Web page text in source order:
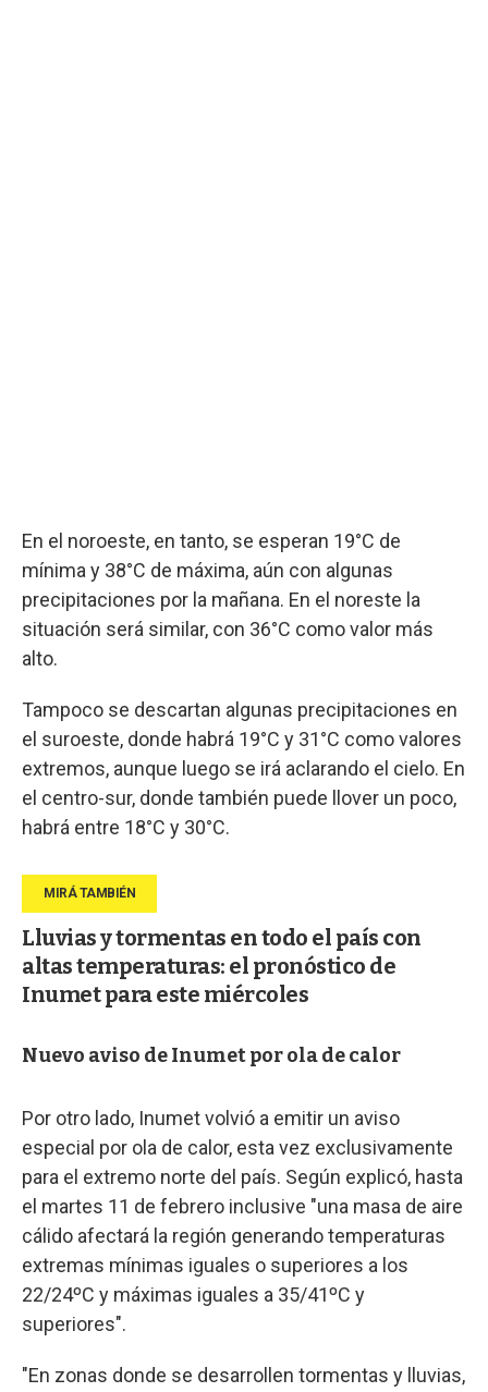
En el noroeste, en tanto, se esperan 19°C de
mínima y 38°C de máxima, aún con algunas
precipitaciones por la mañana. En el noreste la
situación será similar, con 36°C como valor más
alto.
Tampoco se descartan algunas precipitaciones en
el suroeste, donde habrá 19°C y 31°C como valores
extremos, aunque luego se irá aclarando el cielo. En
el centro-sur, donde también puede llover un poco,
habrá entre 18°C y 30°C.
Lluvias y tormentas en todo el país con
altas temperaturas: el pronóstico de
Inumet para este miércoles
Nuevo aviso de Inumet por ola de calor
Por otro lado, Inumet volvió a emitir un aviso
especial por ola de calor, esta vez exclusivamente
para el extremo norte del país. Según explicó, hasta
el martes 11 de febrero inclusive "una masa de aire
cálido afectará la región generando temperaturas
extremas mínimas iguales o superiores a los
22/24ºC y máximas iguales a 35/41ºC y
superiores".
"En zonas donde se desarrollen tormentas y lluvias,